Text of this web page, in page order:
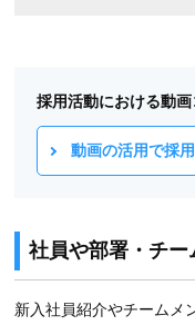
採用活動における動
動画の活用で採
社員や部署・チー
新入社員紹介やチームメ